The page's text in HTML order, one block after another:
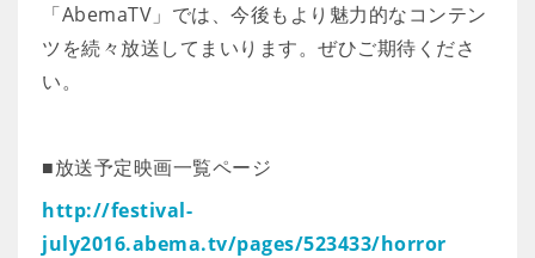
「AbemaTV」では、今後もより魅力的なコンテン
ツを続々放送してまいります。ぜひご期待くださ
い。
■放送予定映画一覧ページ
http://festival-
july2016.abema.tv/pages/523433/horror